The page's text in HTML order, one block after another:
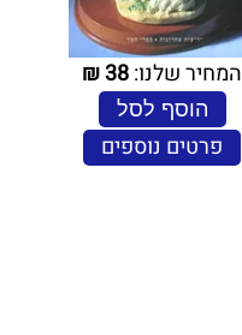
המחיר שלנו:38
₪
הוסף לסל
פרטים נוספים